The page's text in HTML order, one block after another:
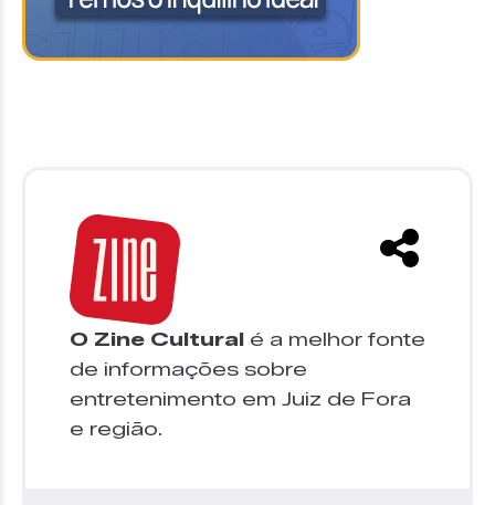
O Zine Cultural é a melhor fonte
de informações sobre
entretenimento em Juiz de Fora
e região.